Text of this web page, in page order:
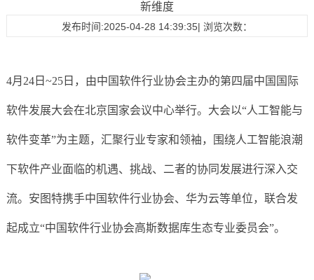
新维度
发布时间:2025-04-28 14:39:35| 浏览次数：
4月24日~25日，由中国软件行业协会主办的第四届中国国际
软件发展大会在北京国家会议中心举行。大会以“人工智能与
软件变革”为主题，汇聚行业专家和领袖，围绕人工智能浪潮
下软件产业面临的机遇、挑战、二者的协同发展进行深入交
流。安图特携手中国软件行业协会、华为云等单位，联合发
起成立“中国软件行业协会高斯数据库生态专业委员会”。